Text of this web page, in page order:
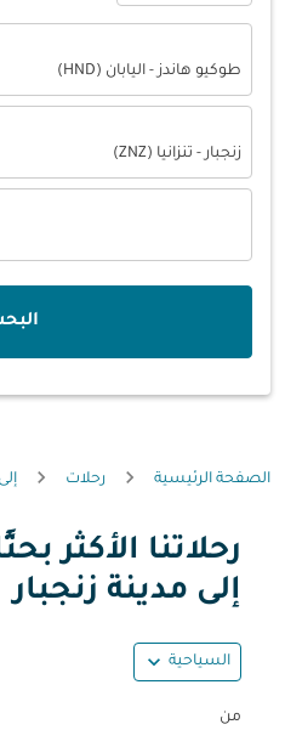
طوكيو هاندز - اليابان (HND)
زنجبار - تنزانيا (ZNZ)
الصفحة الرئيسية رحلات
رحلاتنا الأكثر
إلى مدينة زنجبار
السياحية expand_more
من
حاول تحديث الرحلة (مغادرة